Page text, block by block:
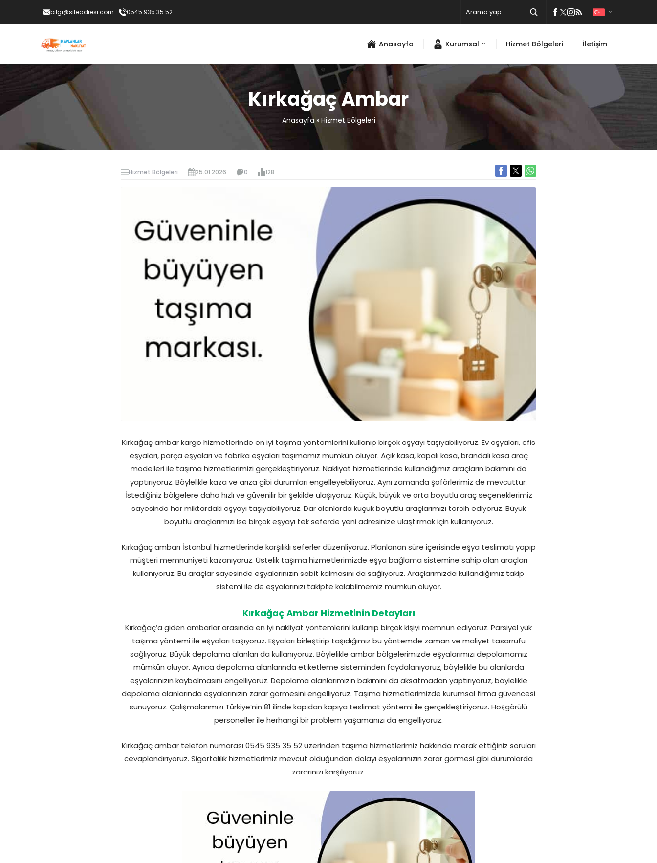
bilgi@siteadresi.com 0545 935 35 52
Anasayfa Kurumsal Hizmet Bölgeleri İletişim
Kırkağaç Ambar
Anasayfa» Hizmet Bölgeleri
Hizmet Bölgeleri 25.01.2026 0 128
Kırkağaç ambar kargo hizmetlerinde en iyi taşıma yöntemlerini kullanıp birçok eşyayı taşıyabiliyoruz. Ev eşyaları, ofis
eşyaları, parça eşyaları ve fabrika eşyaları taşımamız mümkün oluyor. Açık kasa, kapalı kasa, brandalı kasa araç
modelleri ile taşıma hizmetlerimizi gerçekleştiriyoruz. Nakliyat hizmetlerinde kullandığımız araçların bakımını da
yaptırıyoruz. Böylelikle kaza ve arıza gibi durumları engelleyebiliyoruz. Aynı zamanda şoförlerimiz de mevcuttur.
İstediğiniz bölgelere daha hızlı ve güvenilir bir şekilde ulaşıyoruz. Küçük, büyük ve orta boyutlu araç seçeneklerimiz
sayesinde her miktardaki eşyayı taşıyabiliyoruz. Dar alanlarda küçük boyutlu araçlarımızı tercih ediyoruz. Büyük
boyutlu araçlarımızı ise birçok eşyayı tek seferde yeni adresinize ulaştırmak için kullanıyoruz.
Kırkağaç ambarı İstanbul hizmetlerinde karşılıklı seferler düzenliyoruz. Planlanan süre içerisinde eşya teslimatı yapıp
müşteri memnuniyeti kazanıyoruz. Üstelik taşıma hizmetlerimizde eşya bağlama sistemine sahip olan araçları
kullanıyoruz. Bu araçlar sayesinde eşyalarınızın sabit kalmasını da sağlıyoruz. Araçlarımızda kullandığımız takip
sistemi ile de eşyalarınızı takipte kalabilmemiz mümkün oluyor.
Kırkağaç Ambar Hizmetinin Detayları
Kırkağaç’a giden ambarlar arasında en iyi nakliyat yöntemlerini kullanıp birçok kişiyi memnun ediyoruz. Parsiyel yük
taşıma yöntemi ile eşyaları taşıyoruz. Eşyaları birleştirip taşıdığımız bu yöntemde zaman ve maliyet tasarrufu
sağlıyoruz. Büyük depolama alanları da kullanıyoruz. Böylelikle ambar bölgelerimizde eşyalarımızı depolamamız
mümkün oluyor. Ayrıca depolama alanlarında etiketleme sisteminden faydalanıyoruz, böylelikle bu alanlarda
eşyalarınızın kaybolmasını engelliyoruz. Depolama alanlarımızın bakımını da aksatmadan yaptırıyoruz, böylelikle
depolama alanlarında eşyalarınızın zarar görmesini engelliyoruz. Taşıma hizmetlerimizde kurumsal firma güvencesi
sunuyoruz. Çalışmalarımızı Türkiye’nin 81 ilinde kapıdan kapıya teslimat yöntemi ile gerçekleştiriyoruz. Hoşgörülü
personeller ile herhangi bir problem yaşamanızı da engelliyoruz.
Kırkağaç ambar telefon numarası 0545 935 35 52 üzerinden taşıma hizmetlerimiz hakkında merak ettiğiniz soruları
cevaplandırıyoruz. Sigortalılık hizmetlerimiz mevcut olduğundan dolayı eşyalarınızın zarar görmesi gibi durumlarda
zararınızı karşılıyoruz.